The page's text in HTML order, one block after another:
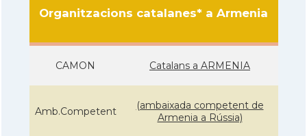
Organitzacions catalanes* a Armenia
CAMON Catalans a ARMENIA
Amb.Competent
(ambaixada competent de
Armenia a Rússia)